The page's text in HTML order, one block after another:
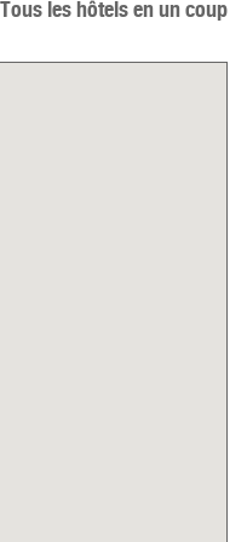
les hôtels en un coup